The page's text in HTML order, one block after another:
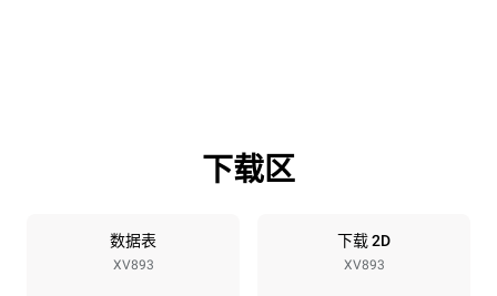
烤盘规格
12 GN 1/1
烤盘间距
下载区
数据表
XV893
下载 2D
XV893